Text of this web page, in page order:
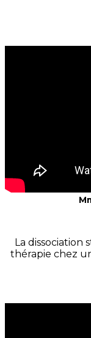
La
thérapie chez